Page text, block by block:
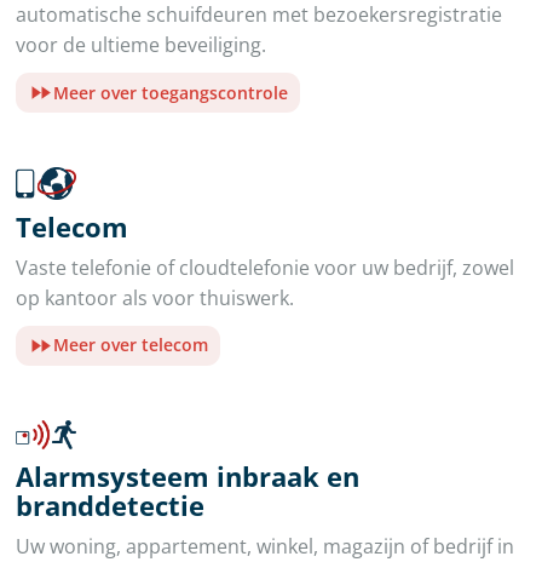
automatische schuifdeuren met bezoekersregistratie
voor de ultieme beveiliging.
Meer over toegangscontrole
Telecom
Vaste telefonie of cloudtelefonie voor uw bedrijf, zowel
op kantoor als voor thuiswerk.
Meer over telecom
Alarmsysteem inbraak en
branddetectie
Uw woning, appartement, winkel, magazijn of bedrijf in